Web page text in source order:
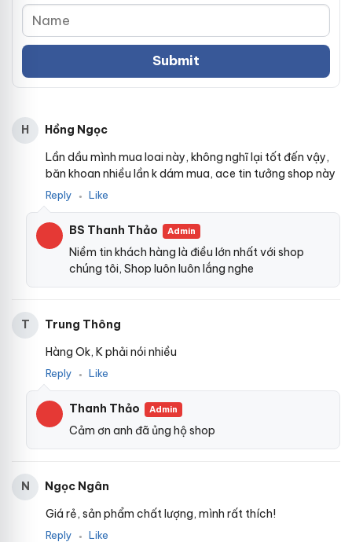
H
Hồng Ngọc
Lần dầu mình mua loai này, không nghĩ lại tốt đến vậy,
băn khoan nhiều lần k dám mua, ace tin tưởng shop này
Reply ● Like
BS Thanh Thảo Admin
Niềm tin khách hàng là điều lớn nhất với shop
chúng tôi, Shop luôn luôn lắng nghe
T
Trung Thông
Hàng Ok, K phải nói nhiều
Reply ● Like
Thanh Thảo Admin
Cảm ơn anh đã ủng hộ shop
N
Ngọc Ngân
Giá rẻ, sản phẩm chất lượng, mình rất thích!
Reply ● Like